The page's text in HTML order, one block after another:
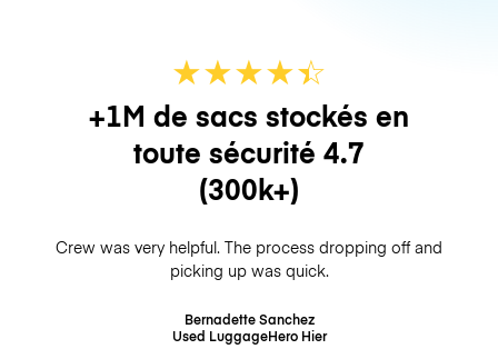
★★★★☆
★
+1M de sacs stockés en
toute sécurité 4.7
(300k+)
Crew was very helpful. The process dropping off and
picking up was quick.
Bernadette Sanchez
Used LuggageHero Hier